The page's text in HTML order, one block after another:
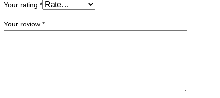
Your rating *
Your review *